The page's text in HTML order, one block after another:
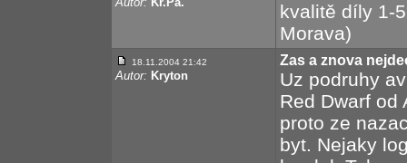
kvalitě díly 1-
Morava)
18.11.2004 21:42
Autor: Kryton
Zas a znova
Uz podruhy
Red Dwarf od
proto ze
byt. Nejaky